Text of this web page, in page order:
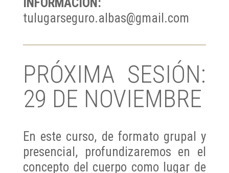
tulugarseguro.albas@gmail.com
PRÓXIMA SESIÓN:
29 DE NOVIEMBRE
En este curso, de formato grupal y
presencial, profundizaremos en el
concepto del cuerpo como lugar de